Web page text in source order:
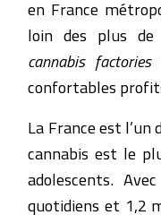
en France
loin des plus
cannabis factories
confortables
La France est l’un
cannabis est le
adolescents.
quotidiens et 1,2